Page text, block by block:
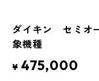
ダイキン セミオ
象機種
¥ 475,000